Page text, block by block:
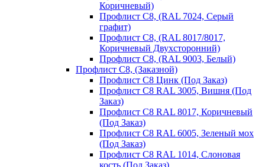
Коричневый)
Профлист С8, (RAL 7024, Серый
графит)
Профлист С8, (RAL 8017/8017,
Коричневый Двухсторонний)
Профлист С8, (RAL 9003, Белый)
Профлист С8, (Заказной)
Профлист С8 Цинк (Под Заказ)
Профлист С8 RAL 3005, Вишня (Под
Заказ)
Профлист С8 RAL 8017, Коричневый
(Под Заказ)
Профлист С8 RAL 6005, Зеленый мох
(Под Заказ)
Профлист С8 RAL 1014, Слоновая
кость (Под Заказ)